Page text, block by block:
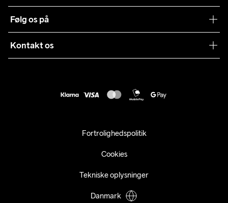
Samarbejder
Presse
Sustainability
Levering
Kundeservice
Følg os på
Kontakt os
Fortrolighedspolitik
Cookies
Tekniske oplysninger
Danmark